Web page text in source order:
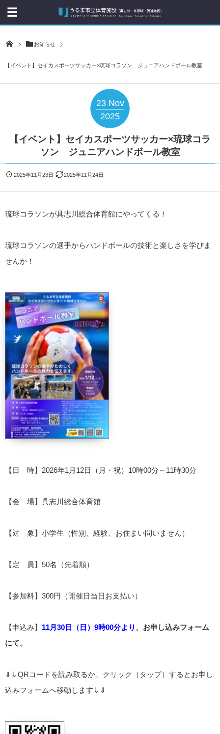
お知らせ
【イベント】セイカスポーツサッカー×琉球コラソン ジュニアハンドボール教室
23 Nov
2025
【イベント】セイカスポーツサッカー×琉球コラ
ソン ジュニアハンドボール教室
2025年11月23日 2025年11月24日
琉球コラソンが具志川総合体育館にやってくる！
琉球コラソンの選手からハンドボールの技術と楽しさを学びま
せんか！
【日 時】2026年1月12日（月・祝）10時00分～11時30分
【会 場】具志川総合体育館
【対 象】小学生（性別、経験、お住まい問いません）
【定 員】50名（先着順）
【参加料】300円（開催日当日お支払い）
【申込み】 11月30日（日）9時00分より 、お申し込みフォーム
にて。
⇓⇓QRコードを読み取るか、クリック（タップ）するとお申し
込みフォームへ移動します⇓⇓